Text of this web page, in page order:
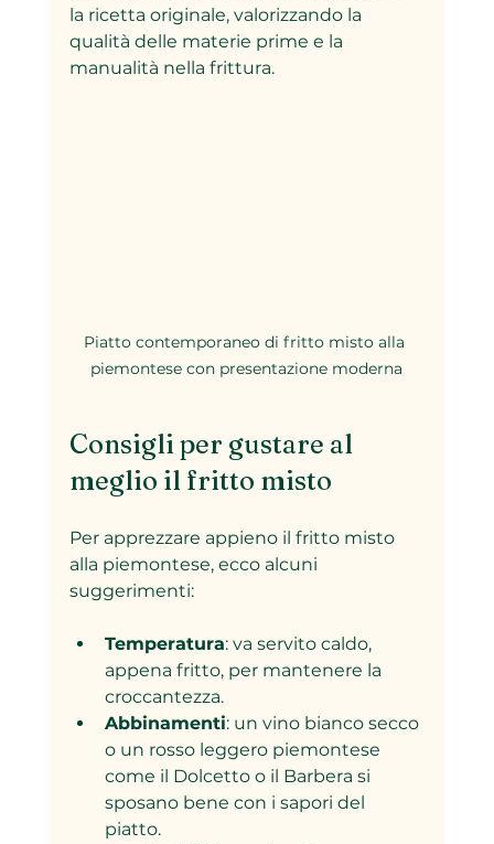
la ricetta originale, valorizzando la
qualità delle materie prime e la
manualità nella frittura.
Piatto contemporaneo di fritto misto alla
piemontese con presentazione moderna
Consigli per gustare al
meglio il fritto misto
Per apprezzare appieno il fritto misto
alla piemontese, ecco alcuni
suggerimenti:
Temperatura: va servito caldo,
appena fritto, per mantenere la
croccantezza.
Abbinamenti: un vino bianco secco
o un rosso leggero piemontese
come il Dolcetto o il Barbera si
sposano bene con i sapori del
piatto.